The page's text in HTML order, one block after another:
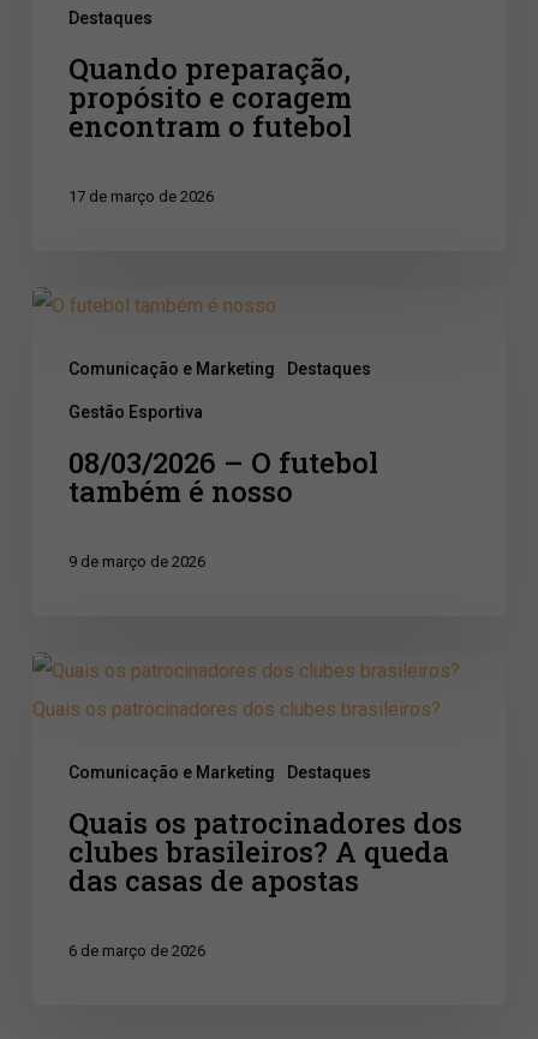
Destaques
coragem
encontram
Quando preparação,
propósito e coragem
encontram o futebol
17 de março de 2026
Comunicação e Marketing Destaques
Gestão Esportiva
08/03/2026
futebol
também08/03/2026 – O futebol
também é nosso
9 de março de 2026
Comunicação e Marketing Destaques
Quais
os
clubes
brasileiros?
Quais os patrocinadores dos
clubes brasileiros? A queda
das casas de apostas
6 de março de 2026